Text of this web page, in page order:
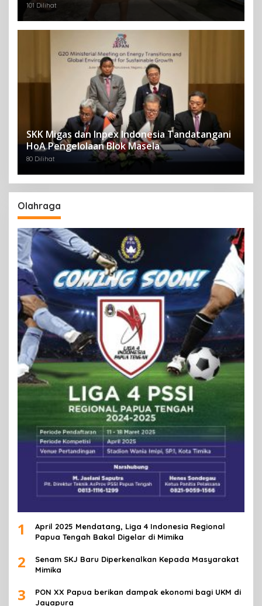
101 Dilihat
SKK Migas dan Inpex Indonesia Tandatangani
HoA Pengelolaan Blok Masela
80 Dilihat
Olahraga
1
April 2025 Mendatang, Liga 4 Indonesia Regional
Papua Tengah Bakal Digelar di Mimika
2
Senam SKJ Baru Diperkenalkan Kepada Masyarakat
Mimika
3
PON XX Papua berikan dampak ekonomi bagi UKM di
Jayapura